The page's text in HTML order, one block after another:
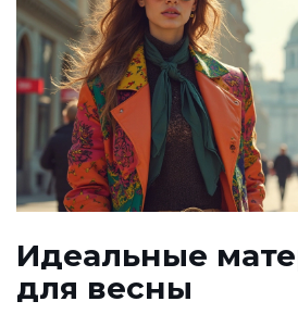
Идеальные
для весны